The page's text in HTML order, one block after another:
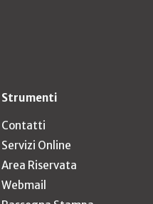
Strumenti
Contatti
Servizi Online
Area Riservata
Webmail